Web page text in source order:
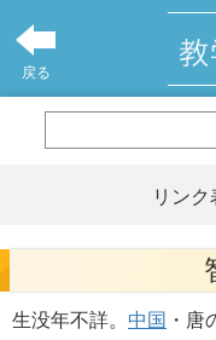
戻る
リンク
生没年不詳。 中国 ・唐